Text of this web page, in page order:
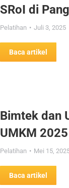
SRoI di
Pelatihan Juli 3, 2025
Baca artikel
Bimtek dan
UMKM 2025
Pelatihan Mei 15,
Baca artikel